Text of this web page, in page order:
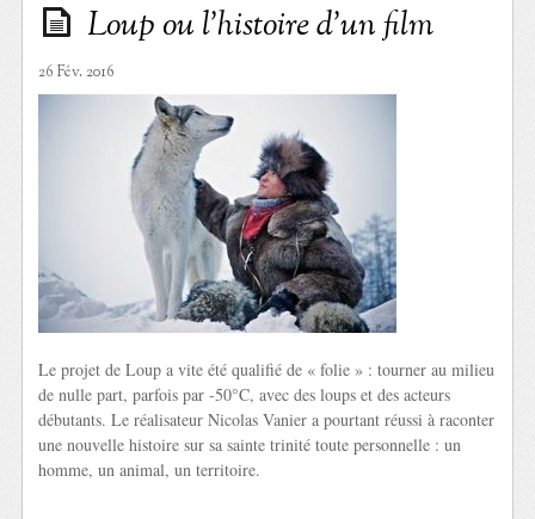
Loup ou l’histoire d’un film
26 Fév. 2016
Le projet de Loup a vite été qualifié de « folie » : tourner au milieu
de nulle part, parfois par -50°C, avec des loups et des acteurs
débutants. Le réalisateur Nicolas Vanier a pourtant réussi à raconter
une nouvelle histoire sur sa sainte trinité toute personnelle : un
homme, un animal, un territoire.